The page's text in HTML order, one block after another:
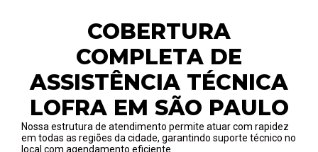
COBERTURA
COMPLETA DE
ASSISTÊNCIA TÉCNICA
LOFRA EM SÃO PAULO
Nossa estrutura de atendimento permite atuar com rapidez
em todas as regiões da cidade, garantindo suporte técnico no
local com agendamento eficiente.